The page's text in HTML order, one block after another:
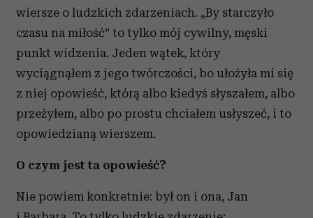
wiersze o ludzkich zdarzeniach. „By starczyło
czasu na miłość” to tylko mój cywilny, męski
punkt widzenia. Jeden wątek, który
wyciągnąłem z jego twórczości, bo ułożyła mi się
z niej opowieść, którą albo kiedyś słyszałem, albo
przeżyłem, albo po prostu chciałem usłyszeć, i to
opowiedzianą wierszem.
O czym jest ta opowieść?
Nie powiem konkretnie: był on i ona, Jan